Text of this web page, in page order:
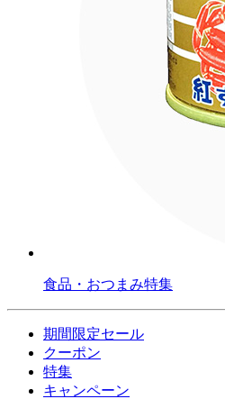
食品・おつまみ特集
期間限定セール
クーポン
特集
キャンペーン